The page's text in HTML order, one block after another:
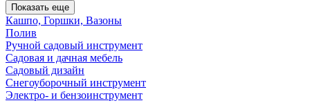
Показать еще
Кашпо, Горшки, Вазоны
Полив
Ручной садовый инструмент
Садовая и дачная мебель
Садовый дизайн
Снегоуборочный инструмент
Электро- и бензоинструмент